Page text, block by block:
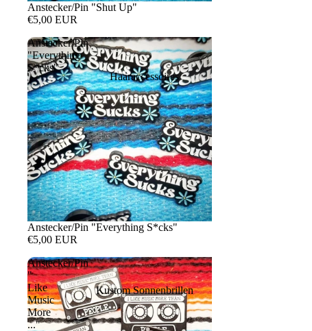
Haaraccessoires
Kustom Sonnenbrillen
Anstecker/Pin "Shut Up"
€5,00 EUR
Anstecker/Pin
"Everything
S*cks"
Anstecker/Pin "Everything S*cks"
€5,00 EUR
Anstecker/Pin
"
Like
Music
More
..."